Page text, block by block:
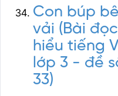
Con búp bê
vải (Bài đọc
hiểu tiếng
lớp 3 - đề
33)